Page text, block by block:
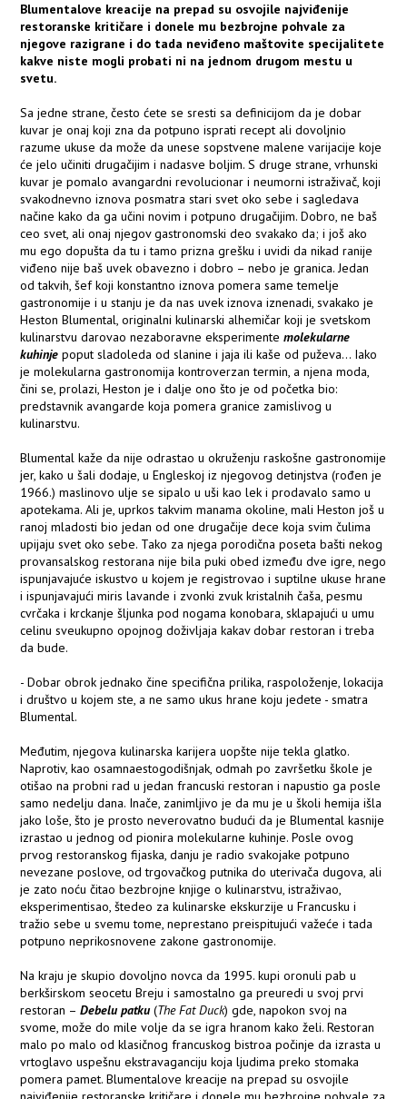
Blumentalove kreacije na prepad su osvojile najviđenije
restoranske kritičare i donele mu bezbrojne pohvale za
njegove razigrane i do tada neviđeno maštovite specijalitete
kakve niste mogli probati ni na jednom drugom mestu u
svetu.
Sa jedne strane, često ćete se sresti sa definicijom da je dobar
kuvar je onaj koji zna da potpuno isprati recept ali dovoljnio
razume ukuse da može da unese sopstvene malene varijacije koje
će jelo učiniti drugačijim i nadasve boljim. S druge strane, vrhunski
kuvar je pomalo avangardni revolucionar i neumorni istraživač, koji
svakodnevno iznova posmatra stari svet oko sebe i sagledava
načine kako da ga učini novim i potpuno drugačijim. Dobro, ne baš
ceo svet, ali onaj njegov gastronomski deo svakako da; i još ako
mu ego dopušta da tu i tamo prizna grešku i uvidi da nikad ranije
viđeno nije baš uvek obavezno i dobro – nebo je granica. Jedan
od takvih, šef koji konstantno iznova pomera same temelje
gastronomije i u stanju je da nas uvek iznova iznenadi, svakako je
Heston Blumental, originalni kulinarski alhemičar koji je svetskom
kulinarstvu darovao nezaboravne eksperimentemolekularne
kuhinje poput sladoleda od slanine i jaja ili kaše od puževa... Iako
je molekularna gastronomija kontroverzan termin, a njena moda,
čini se, prolazi, Heston je i dalje ono što je od početka bio:
predstavnik avangarde koja pomera granice zamislivog u
kulinarstvu.
Blumental kaže da nije odrastao u okruženju raskošne gastronomije
jer, kako u šali dodaje, u Engleskoj iz njegovog detinjstva (rođen je
1966.) maslinovo ulje se sipalo u uši kao lek i prodavalo samo u
apotekama. Ali je, uprkos takvim manama okoline, mali Heston još u
ranoj mladosti bio jedan od one drugačije dece koja svim čulima
upijaju svet oko sebe. Tako za njega porodična poseta bašti nekog
provansalskog restorana nije bila puki obed između dve igre, nego
ispunjavajuće iskustvo u kojem je registrovao i suptilne ukuse hrane
i ispunjavajući miris lavande i zvonki zvuk kristalnih čaša, pesmu
cvrčaka i krckanje šljunka pod nogama konobara, sklapajući u umu
celinu sveukupno opojnog doživljaja kakav dobar restoran i treba
da bude.
- Dobar obrok jednako čine specifična prilika, raspoloženje, lokacija
i društvo u kojem ste, a ne samo ukus hrane koju jedete - smatra
Blumental.
Međutim, njegova kulinarska karijera uopšte nije tekla glatko.
Naprotiv, kao osamnaestogodišnjak, odmah po završetku škole je
otišao na probni rad u jedan francuski restoran i napustio ga posle
samo nedelju dana. Inače, zanimljivo je da mu je u školi hemija išla
jako loše, što je prosto neverovatno budući da je Blumental kasnije
izrastao u jednog od pionira molekularne kuhinje. Posle ovog
prvog restoranskog fijaska, danju je radio svakojake potpuno
nevezane poslove, od trgovačkog putnika do uterivača dugova, ali
je zato noću čitao bezbrojne knjige o kulinarstvu, istraživao,
eksperimentisao, štedeo za kulinarske ekskurzije u Francusku i
tražio sebe u svemu tome, neprestano preispitujući važeće i tada
potpuno neprikosnovene zakone gastronomije.
Na kraju je skupio dovoljno novca da 1995. kupi oronuli pab u
berkširskom seocetu Breju i samostalno ga preuredi u svoj prvi
restoran –Debelu patku (The Fat Duck) gde, napokon svoj na
svome, može do mile volje da se igra hranom kako želi. Restoran
malo po malo od klasičnog francuskog bistroa počinje da izrasta u
vrtoglavo uspešnu ekstravaganciju koja ljudima preko stomaka
pomera pamet. Blumentalove kreacije na prepad su osvojile